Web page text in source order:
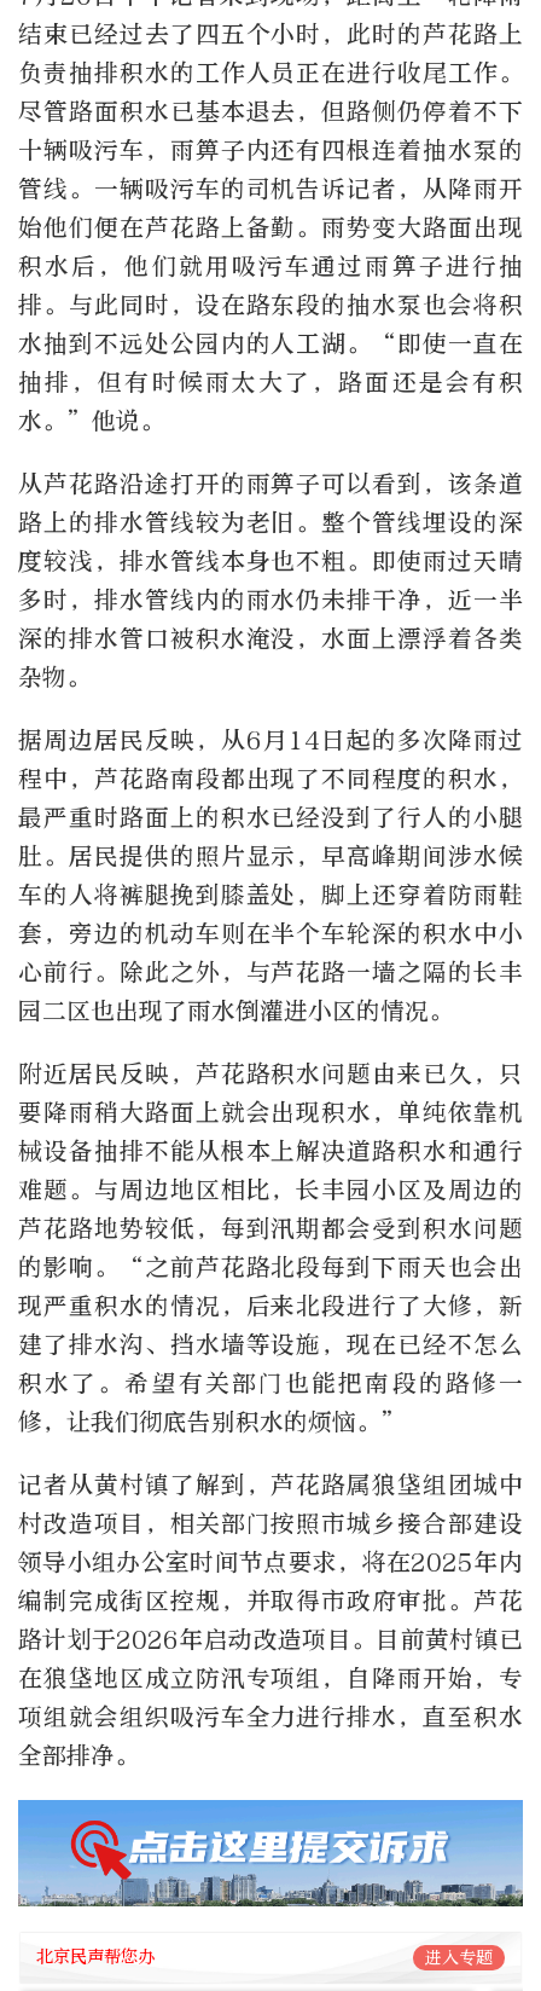
结束已经过去了四五个小时，此时的芦花路上
负责抽排积水的工作人员正在进行收尾工作。
尽管路面积水已基本退去，但路侧仍停着不下
十辆吸污车，雨箅子内还有四根连着抽水泵的
管线。一辆吸污车的司机告诉记者，从降雨开
始他们便在芦花路上备勤。雨势变大路面出现
积水后，他们就用吸污车通过雨箅子进行抽
排。与此同时，设在路东段的抽水泵也会将积
水抽到不远处公园内的人工湖。“即使一直在
抽排，但有时候雨太大了，路面还是会有积
水。”他说。
从芦花路沿途打开的雨箅子可以看到，该条道
路上的排水管线较为老旧。整个管线埋设的深
度较浅，排水管线本身也不粗。即使雨过天晴
多时，排水管线内的雨水仍未排干净，近一半
深的排水管口被积水淹没，水面上漂浮着各类
杂物。
据周边居民反映，从6月14日起的多次降雨过
程中，芦花路南段都出现了不同程度的积水，
最严重时路面上的积水已经没到了行人的小腿
肚。居民提供的照片显示，早高峰期间涉水候
车的人将裤腿挽到膝盖处，脚上还穿着防雨鞋
套，旁边的机动车则在半个车轮深的积水中小
心前行。除此之外，与芦花路一墙之隔的长丰
园二区也出现了雨水倒灌进小区的情况。
附近居民反映，芦花路积水问题由来已久，只
要降雨稍大路面上就会出现积水，单纯依靠机
械设备抽排不能从根本上解决道路积水和通行
难题。与周边地区相比，长丰园小区及周边的
芦花路地势较低，每到汛期都会受到积水问题
的影响。“之前芦花路北段每到下雨天也会出
现严重积水的情况，后来北段进行了大修，新
建了排水沟、挡水墙等设施，现在已经不怎么
积水了。希望有关部门也能把南段的路修一
修，让我们彻底告别积水的烦恼。”
记者从黄村镇了解到，芦花路属狼垡组团城中
村改造项目，相关部门按照市城乡接合部建设
领导小组办公室时间节点要求，将在2025年内
编制完成街区控规，并取得市政府审批。芦花
路计划于2026年启动改造项目。目前黄村镇已
在狼垡地区成立防汛专项组，自降雨开始，专
项组就会组织吸污车全力进行排水，直至积水
全部排净。
北京民声帮您办 进入专题